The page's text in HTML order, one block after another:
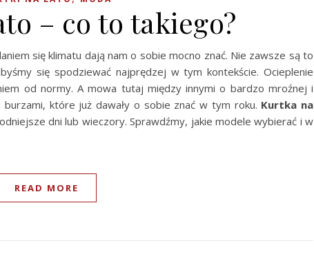
– co to takiego?
się klimatu dają nam o sobie mocno znać. Nie zawsze są to
się spodziewać najprędzej w tym kontekście. Ocieplenie
od normy. A mowa tutaj między innymi o bardzo mroźnej i
które już dawały o sobie znać w tym roku. Kurtka na
dni lub wieczory. Sprawdźmy, jakie modele wybierać i w
READ MORE